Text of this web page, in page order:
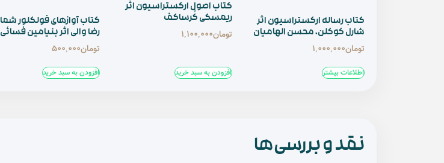
کتاب رساله ارکستراسیون اثر
شارل کوکلن، محسن الهامیان
تومان1,000,000
اطلاعات بیشتر
کتاب اصول ارکستراسیون اثر
ریمسکی کُرساکف
تومان1,100,000
افزودن به سبد خرید
رضا والی اثر بنیامین فسائی
تومان500,000
افزودن به سبد خرید
نقد و بررسی‌ها